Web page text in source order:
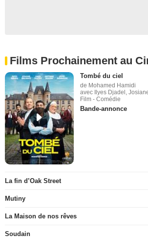
Films Prochainement au
Tombé du ciel
de Mohamed Hamidi
avec Ilyes Djadel,
Film - Comédie
Bande-annonce
La fin d’Oak Street
Mutiny
La Maison de nos rêves
Soudain